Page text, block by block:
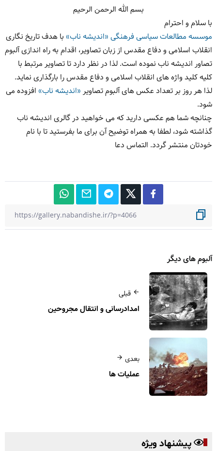
بسم الله الرحمن الرحیم
با سلام و احترام
موسسه مطالعات سیاسی فرهنگی «اندیشه ناب» با هدف تاریخ نگاری
انقلاب اسلامی و دفاع مقدس از زبان تصاویر، اقدام به راه اندازی آلبوم
تصاور اندیشه ناب نموده است. لذا در نظر دارد تا تصاویر مرتبط با
کلیه کلید واژه های انقلاب اسلامی و دفاع مقدس را بارگذاری نماید.
لذا هر روز بر تعداد عکس های آلبوم تصاویر «اندیشه ناب» افزوده می
شود.
چنانچه شما هم عکسی دارید که می خواهید در گالری اندیشه ناب
گذاشته شود، لطفا به همراه توضیح آن برای ما بفرستید تا با نام
خودتان منتشر گردد. التماس دعا
آلبوم های دیگر
قبلی
امدادرسانی و انتقال مجروحین
بعدی
عملیات ها
پیشنهاد ویژه